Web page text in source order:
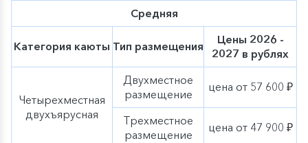
живописный. Здесь находится 2 монастыря: Иоанно-
Предтеченский женский и Богородице-Успенский
мужской, художественная галерея, Музей
археологического дерева «Татарская слободка» и
Средняя
Категория каюты Тип размещения
Цены 2026 -
2027 в рублях
Четырехместная
двухъярусная
Двухместное
размещение
цена от 57 600 ₽
Трехместное
размещение
цена от 47 900 ₽